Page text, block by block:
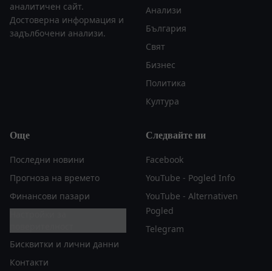
аналитичен сайт.
Достоверна информация и
задълбочени анализи.
Анализи
България
Свят
Бизнес
Политика
Култура
Още
Последни новини
Прогноза на времето
Финансови пазари
Бисквитки и лични данни
Контакти
Следвайте ни
Facebook
YouTube - Pogled Info
YouTube - Alternativen
Pogled
Telegram